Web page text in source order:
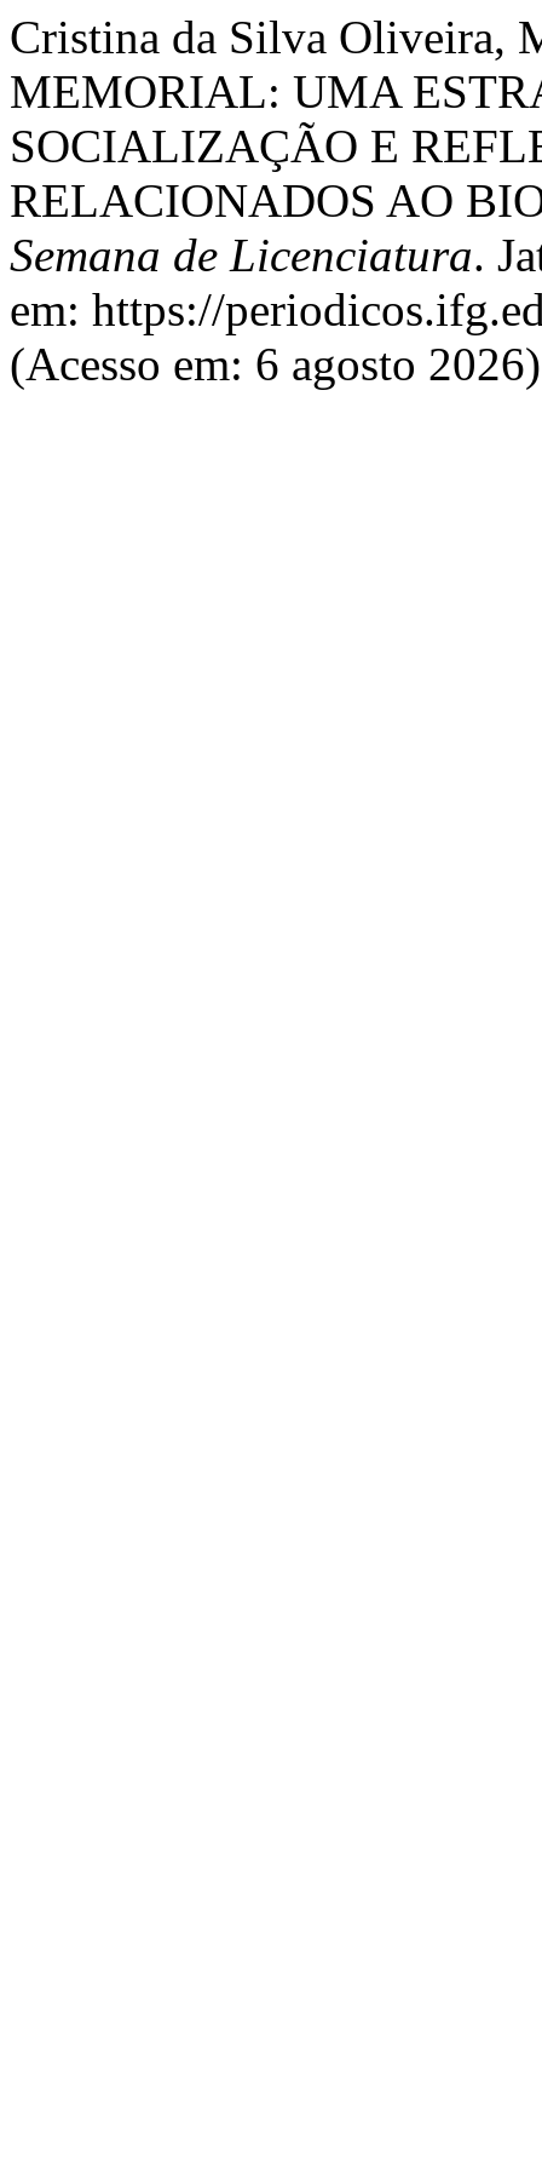
Cristina da Silva Oliveira,
MEMORIAL: UMA
SOCIALIZAÇÃO E
RELACIONADOS AO
Semana de Licenciatura.
em: https://
(Acesso em: 6 agosto